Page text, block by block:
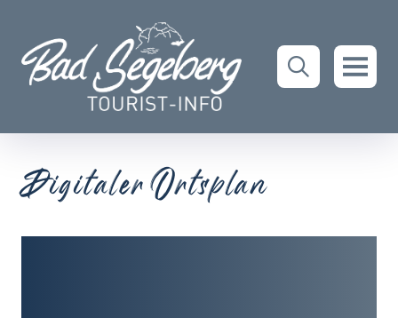
Digitaler Ortsplan